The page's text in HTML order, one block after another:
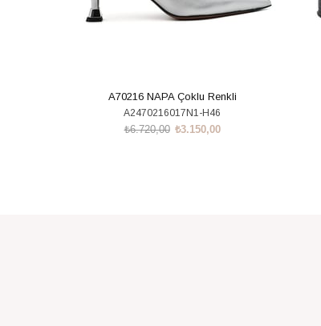
A70216 NAPA Çoklu Renkli
A2470216017N1-H46
₺3.150,00
₺6.720,00